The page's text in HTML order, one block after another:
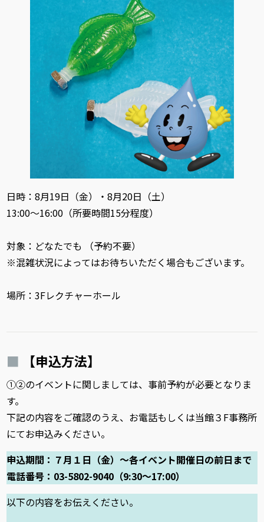
日時：8月19日（金）・8月20日（土）
13:00～16:00（所要時間15分程度）
対象：どなたでも （予約不要）
※混雑状況によってはお待ちいただく場合もございます。
場所：3Fレクチャーホール
【申込方法】
①②のイベントに関しましては、事前予約が必要となりま
す。
下記の内容をご確認のうえ、お電話もしくは当館３F事務所
にてお申込みください。
申込期間：７月１日（金）～各イベント開催日の前日まで
電話番号：03-5802-9040（9:30～17:00）
以下の内容をお伝えください。